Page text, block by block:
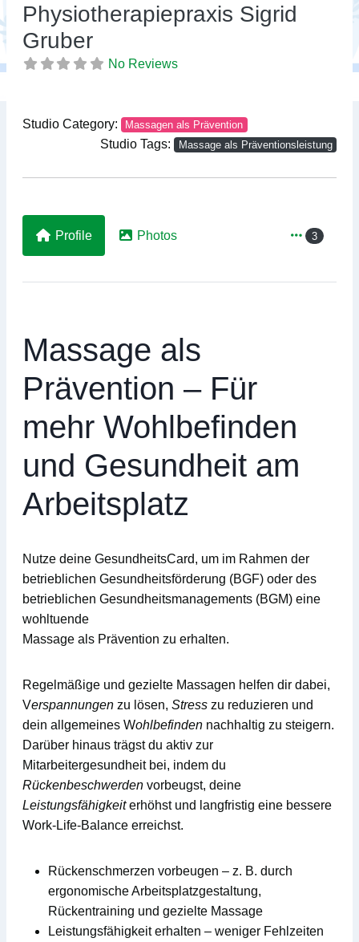
Physiotherapiepraxis Sigrid
Gruber
No Reviews
Studio Category: Massagen als Prävention
Studio Tags: Massage als Präventionsleistung
Profile Photos 3
Massage als
Prävention – Für
mehr Wohlbefinden
und Gesundheit am
Arbeitsplatz
Nutze deine GesundheitsCard, um im Rahmen der
betrieblichen Gesundheitsförderung (BGF) oder des
betrieblichen Gesundheitsmanagements (BGM) eine
wohltuende
Massage als Prävention zu erhalten.
Regelmäßige und gezielte Massagen helfen dir dabei,
Verspannungen zu lösen, Stress zu reduzieren und
dein allgemeines Wohlbefinden nachhaltig zu steigern.
Darüber hinaus trägst du aktiv zur
Mitarbeitergesundheitbei, indem du
Rückenbeschwerden vorbeugst, deine
Leistungsfähigkeiterhöhst und langfristig eine bessere
Work-Life-Balance erreichst.
Rückenschmerzen vorbeugen – z. B. durch
ergonomische Arbeitsplatzgestaltung,
Rückentraining und gezielte Massage
Leistungsfähigkeit erhalten – weniger Fehlzeiten